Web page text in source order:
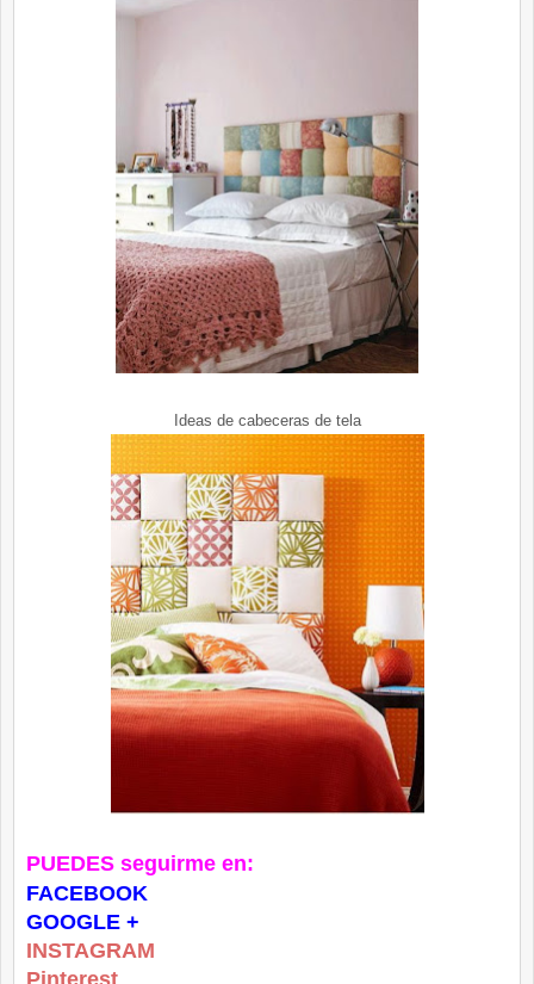
Ideas de cabeceras de tela
PUEDES seguirme en:
FACEBOOK
GOOGLE +
INSTAGRAM
Pinterest